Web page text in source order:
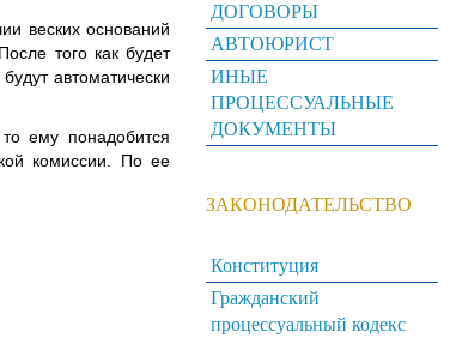
веских оснований
того как будет
автоматически
ему понадобится
комиссии. По ее
ДОГОВОРЫ
АВТОЮРИСТ
ИНЫЕ
ПРОЦЕССУАЛЬНЫЕ
ДОКУМЕНТЫ
ЗАКОНОДАТЕЛЬСТВО
Конституция
Гражданский
процессуальный кодекс